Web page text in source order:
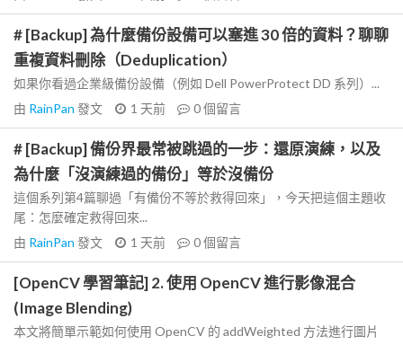
# [Backup] 為什麼備份設備可以塞進 30 倍的資料？聊聊
重複資料刪除（Deduplication）
如果你看過企業級備份設備（例如 Dell PowerProtect DD 系列）...
由 RainPan 發文 1 天前 0個留言
# [Backup] 備份界最常被跳過的一步：還原演練，以及
為什麼「沒演練過的備份」等於沒備份
這個系列第4篇聊過「有備份不等於救得回來」，今天把這個主題收
尾：怎麼確定救得回來...
由 RainPan 發文 1 天前 0個留言
[OpenCV 學習筆記] 2. 使用 OpenCV 進行影像混合
(Image Blending)
本文將簡單示範如何使用 OpenCV 的 addWeighted 方法進行圖片